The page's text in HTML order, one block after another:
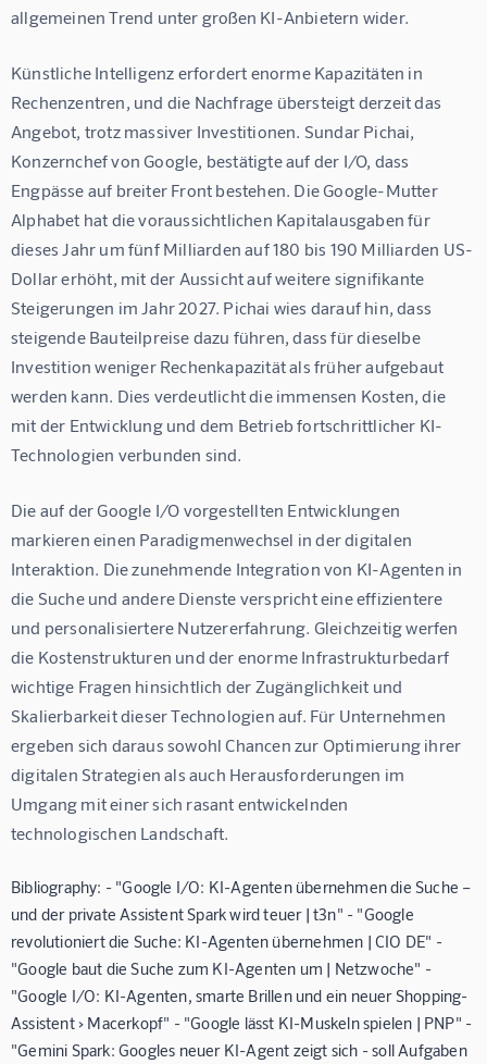
allgemeinen Trend unter großen KI-Anbietern wider.
Künstliche Intelligenz erfordert enorme Kapazitäten in
Rechenzentren, und die Nachfrage übersteigt derzeit das
Angebot, trotz massiver Investitionen. Sundar Pichai,
Konzernchef von Google, bestätigte auf der I/O, dass
Engpässe auf breiter Front bestehen. Die Google-Mutter
Alphabet hat die voraussichtlichen Kapitalausgaben für
dieses Jahr um fünf Milliarden auf 180 bis 190 Milliarden US-
Dollar erhöht, mit der Aussicht auf weitere signifikante
Steigerungen im Jahr 2027. Pichai wies darauf hin, dass
steigende Bauteilpreise dazu führen, dass für dieselbe
Investition weniger Rechenkapazität als früher aufgebaut
werden kann. Dies verdeutlicht die immensen Kosten, die
mit der Entwicklung und dem Betrieb fortschrittlicher KI-
Technologien verbunden sind.
Die auf der Google I/O vorgestellten Entwicklungen
markieren einen Paradigmenwechsel in der digitalen
Interaktion. Die zunehmende Integration von KI-Agenten in
die Suche und andere Dienste verspricht eine effizientere
und personalisiertere Nutzererfahrung. Gleichzeitig werfen
die Kostenstrukturen und der enorme Infrastrukturbedarf
wichtige Fragen hinsichtlich der Zugänglichkeit und
Skalierbarkeit dieser Technologien auf. Für Unternehmen
ergeben sich daraus sowohl Chancen zur Optimierung ihrer
digitalen Strategien als auch Herausforderungen im
Umgang mit einer sich rasant entwickelnden
technologischen Landschaft.
Bibliography: - "Google I/O: KI-Agenten übernehmen die Suche –
und der private Assistent Spark wird teuer | t3n" - "Google
revolutioniert die Suche: KI-Agenten übernehmen | CIO DE" -
"Google baut die Suche zum KI-Agenten um | Netzwoche" -
"Google I/O: KI-Agenten, smarte Brillen und ein neuer Shopping-
Assistent › Macerkopf" - "Google lässt KI-Muskeln spielen | PNP" -
"Gemini Spark: Googles neuer KI-Agent zeigt sich - soll Aufgaben